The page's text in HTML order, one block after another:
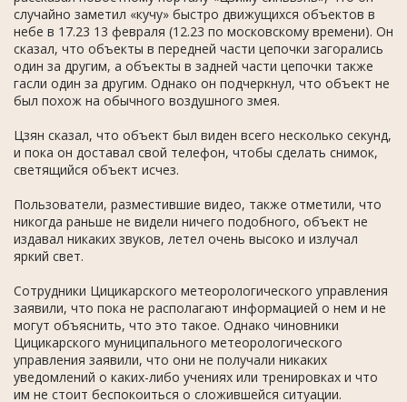
случайно заметил «кучу» быстро движущихся объектов в
небе в 17.23 13 февраля (12.23 по московскому времени). Он
сказал, что объекты в передней части цепочки загорались
один за другим, а объекты в задней части цепочки также
гасли один за другим. Однако он подчеркнул, что объект не
был похож на обычного воздушного змея.
Цзян сказал, что объект был виден всего несколько секунд,
и пока он доставал свой телефон, чтобы сделать снимок,
светящийся объект исчез.
Пользователи, разместившие видео, также отметили, что
никогда раньше не видели ничего подобного, объект не
издавал никаких звуков, летел очень высоко и излучал
яркий свет.
Сотрудники Цицикарского метеорологического управления
заявили, что пока не располагают информацией о нем и не
могут объяснить, что это такое. Однако чиновники
Цицикарского муниципального метеорологического
управления заявили, что они не получали никаких
уведомлений о каких-либо учениях или тренировках и что
им не стоит беспокоиться о сложившейся ситуации.